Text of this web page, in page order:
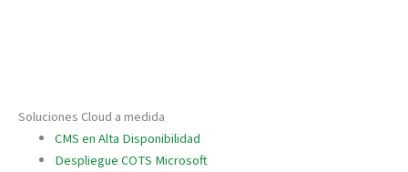
Soluciones Cloud a medida
CMS en Alta Disponibilidad
Despliegue COTS Microsoft